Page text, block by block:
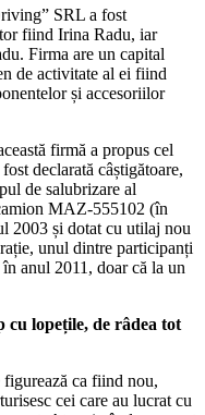
SRL a fost
fiind Irina Radu, iar
Firma are un capital
de activitate al ei fiind
și accesoriilor
firmă a propus cel
declarată câștigătoare,
de salubrizare al
MAZ-555102 (în
2003 și dotat cu utilaj nou
unul dintre participanți
anul 2011, doar că la un
lopețile, de râdea tot
ca fiind nou,
cei care au lucrat cu